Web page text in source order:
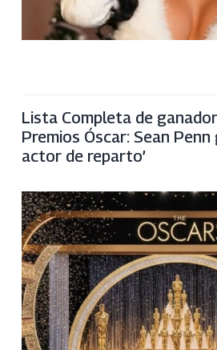
Lista Completa de
Premios Óscar: Sean Penn
actor de reparto’